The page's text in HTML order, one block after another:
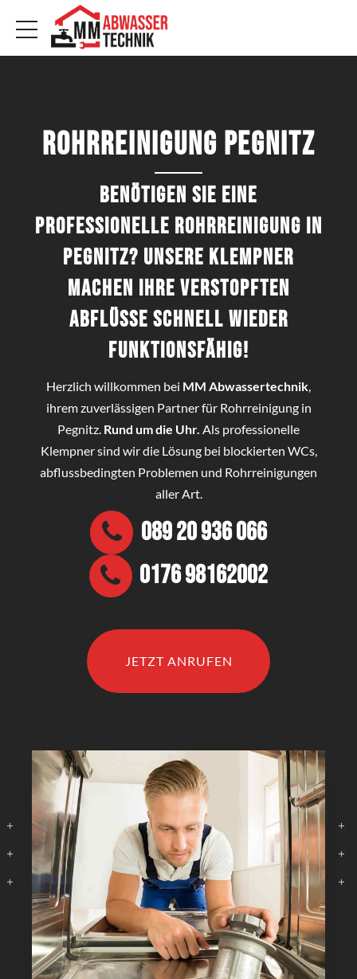
Rohrreinigung Pegnitz
Benötigen Sie eine
professionelle Rohrreinigung in
Pegnitz? Unsere Klempner
machen Ihre verstopften
Abflüsse schnell wieder
funktionsfähig!
Herzlich willkommen bei MM Abwassertechnik,
ihrem zuverlässigen Partner für Rohrreinigung in
Pegnitz. Rund um die Uhr. Als professionelle
Klempner sind wir die Lösung bei blockierten WCs,
abflussbedingten Problemen und Rohrreinigungen
aller Art.
089 20 936 066
0176 98162002
JETZT ANRUFEN